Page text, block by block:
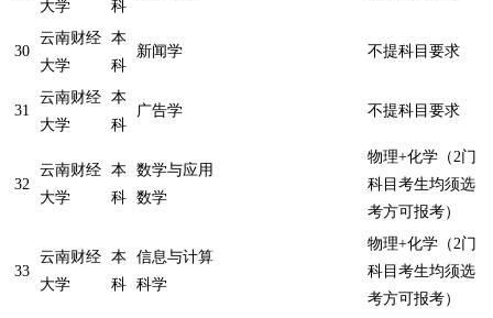
大学
科
30
云南财经
大学
本
科
新闻学 不提科目要求
31
云南财经
大学
本
科
广告学 不提科目要求
32
云南财经
大学
本
科
数学与应用
数学
物理+化学（2门
科目考生均须选
考方可报考）
33
云南财经
大学
本
科
信息与计算
科学
物理+化学（2门
科目考生均须选
考方可报考）